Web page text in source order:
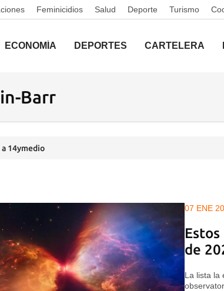
Feminicidios Salud Deporte Turismo
ECONOMÍA DEPORTES CARTELERA
Barr
a 14ymedio
07 ENE
de
La lista la